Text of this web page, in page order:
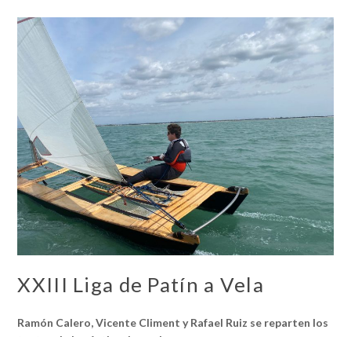
XXIII Liga de Patín a Vela
Ramón Calero, Vicente Climent y Rafael Ruiz se reparten los